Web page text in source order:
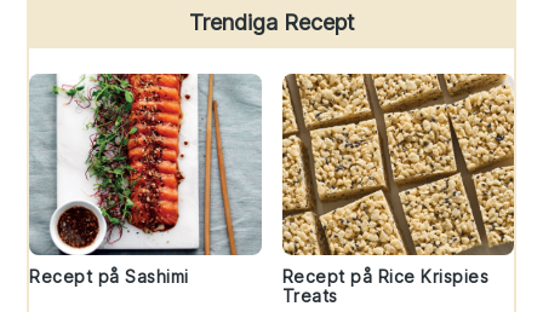
Trendiga Recept
Recept på Sashimi
Recept på Rice Krispies
Treats